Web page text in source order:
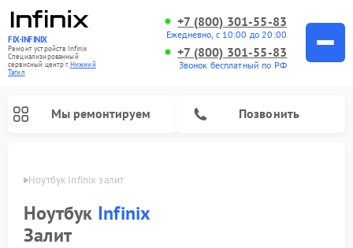
FIX-INFINIX
Ремонт устройств Infinix
Специализированный
cервисный центр г.Нижний
Тагил
+7 (800) 301-55-83
Ежедневно, с 10:00 до 20:00
+7 (800) 301-55-83
Звонок бесплатный по РФ
Мы ремонтируем Позвонить
Ноутбук Infinix залит
Ноутбук Infinix
Залит